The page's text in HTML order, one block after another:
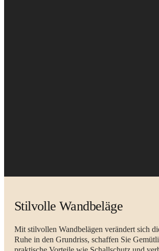
Stilvolle Wandbeläge
Mit stilvollen Wandbelägen verändert sich
Ruhe in den Grundriss, schaffen Sie